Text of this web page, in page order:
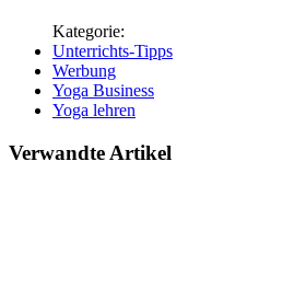
Unterrichts-Tipps
Werbung
Yoga Business
Yoga lehren
Verwandte Artikel